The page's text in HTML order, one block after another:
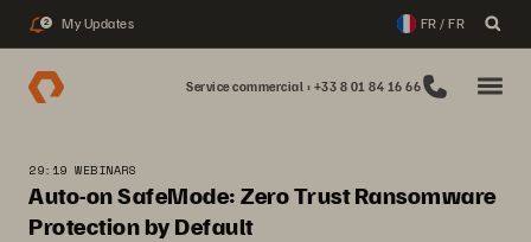
2 My Updates FR / FR
Service commercial : +33 8 01 84 16 66
29:19 WEBINARS
Auto-on SafeMode: Zero Trust Ransomware
Protection by Default